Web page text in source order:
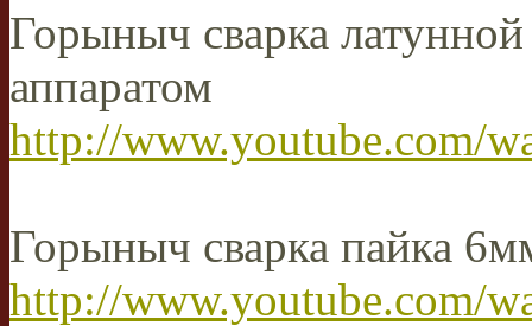
Горыныч сварка
аппаратом
http://www.youtube.com/
Горыныч сварка пайка
http://www.youtube.com/